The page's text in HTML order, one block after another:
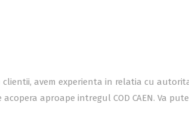
clientii, avem experienta in relatia cu
aproape intregul COD CAEN. Va